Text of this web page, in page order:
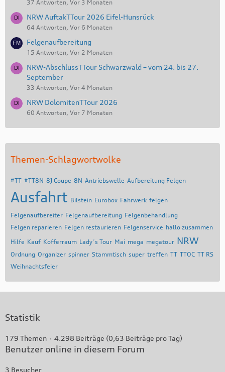
37 Antworten, Vor 3 Monaten
NRW AuftakTTour 2026 Eifel-Hunsrück
64 Antworten, Vor 6 Monaten
Felgenaufbereitung
15 Antworten, Vor 2 Monaten
NRW-AbschlussTTour Schwarzwald – vom 24. bis 27.
September
33 Antworten, Vor 4 Monaten
NRW DolomitenTTour 2026
60 Antworten, Vor 7 Monaten
Themen-Schlagwortwolke
#TT #TT8N 8J Coupe 8N Antriebswelle Aufbereitung Felgen
Ausfahrt Bilstein Eurobox Fahrwerk felgen
Felgenaufbereiter Felgenaufbereitung Felgenbehandlung
Felgen reparieren Felgen restaurieren Felgenservice hallo zusammen
Hilfe Kauf Kofferraum Lady´s Tour Mai mega megatour NRW
Ordnung Organizer spinner Stammtisch super treffen TT TTOC TT RS
Weihnachtsfeier
Statistik
179 Themen 4.298 Beiträge (0,63 Beiträge pro Tag)
Benutzer online in diesem Forum
3 Besucher